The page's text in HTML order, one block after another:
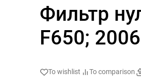
Фильтр
F650;
To wishlist To comparison